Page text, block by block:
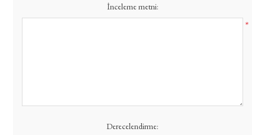
İnceleme metni:
*
Derecelendirme: